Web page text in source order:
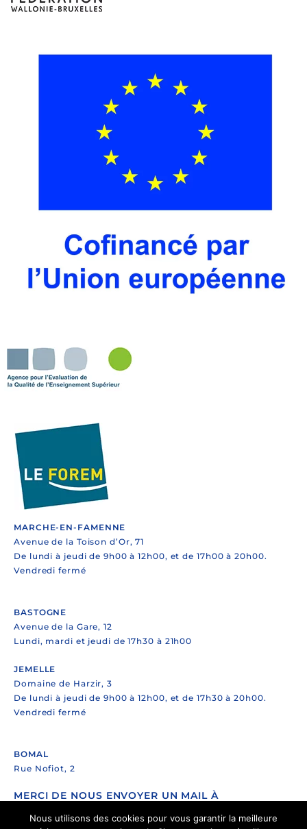
MARCHE-EN-FAMENNE
Avenue de la Toison d’Or, 71
De lundi à jeudi de 9h00 à 12h00, et de 17h00 à 20h00.
Vendredi fermé
BASTOGNE
Avenue de la Gare, 12
Lundi, mardi et jeudi de 17h30 à 21h00
JEMELLE
Domaine de Harzir, 3
De lundi à jeudi de 9h00 à 12h00, et de 17h30 à 20h00.
Vendredi fermé
BOMAL
Rue Nofiot, 2
MERCI DE NOUS ENVOYER UN MAIL À
info@eps-marche.be
Nous utilisons des cookies pour vous garantir la meilleure